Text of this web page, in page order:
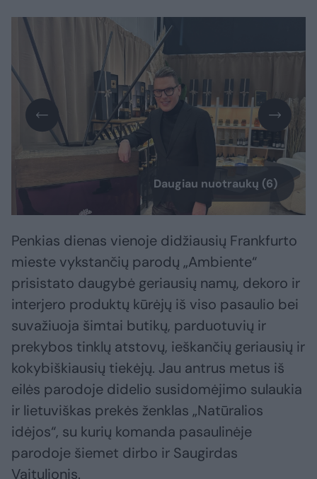
Daugiau nuotraukų (6)
Penkias dienas vienoje didžiausių Frankfurto
mieste vykstančių parodų „Ambiente“
prisistato daugybė geriausių namų, dekoro ir
interjero produktų kūrėjų iš viso pasaulio bei
suvažiuoja šimtai butikų, parduotuvių ir
prekybos tinklų atstovų, ieškančių geriausių ir
kokybiškiausių tiekėjų. Jau antrus metus iš
eilės parodoje didelio susidomėjimo sulaukia
ir lietuviškas prekės ženklas „Natūralios
idėjos“, su kurių komanda pasaulinėje
parodoje šiemet dirbo ir Saugirdas
Vaitulionis.